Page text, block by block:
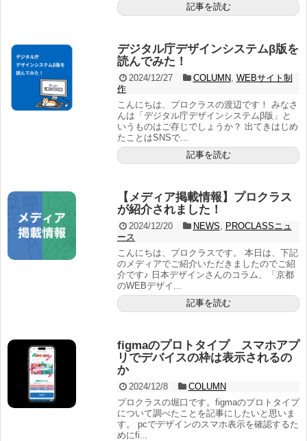
記事を読む
デジタル庁デザインシステムβ版を
読んでみた！
2024/12/27 COLUMN, WEBサイト制
作
こんにちは、プロクラスの渡辺です！ みなさ
んは「デジタル庁デザインシステムβ版」と
いうものはご存じでしょうか？ 出てきはじめ
たことはSNSで...
記事を読む
【メディア掲載情報】プロクラス
が紹介されました！
2024/12/20 NEWS, PROCLASSニュ
ース
こんにちは、プロクラスです。 本日は、下記
のメディアでご紹介いただきましたのでご紹
介です♪ 日本デザインさんのコラム、「京都
のWEBデザイ...
記事を読む
figmaのプロトタイプ スマホアプ
リでデバイスの枠は表示されるの
か
2024/12/8
COLUMN
プロクラスの堀口です。figmaのプロトタイプ
について調べたことを記事にしたいと思いま
す。 pcでデザインのスマホ表示を確認するた
めにfi...